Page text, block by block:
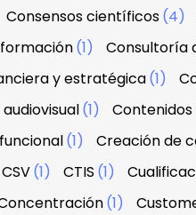
Consensos científicos(4)
(1) Consultoría
y estratégica(1)
(1)
(1) Creación de
CSV(1) CTIS (1)
(1)